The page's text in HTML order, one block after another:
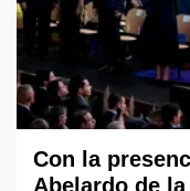
Con la
Abelardo de